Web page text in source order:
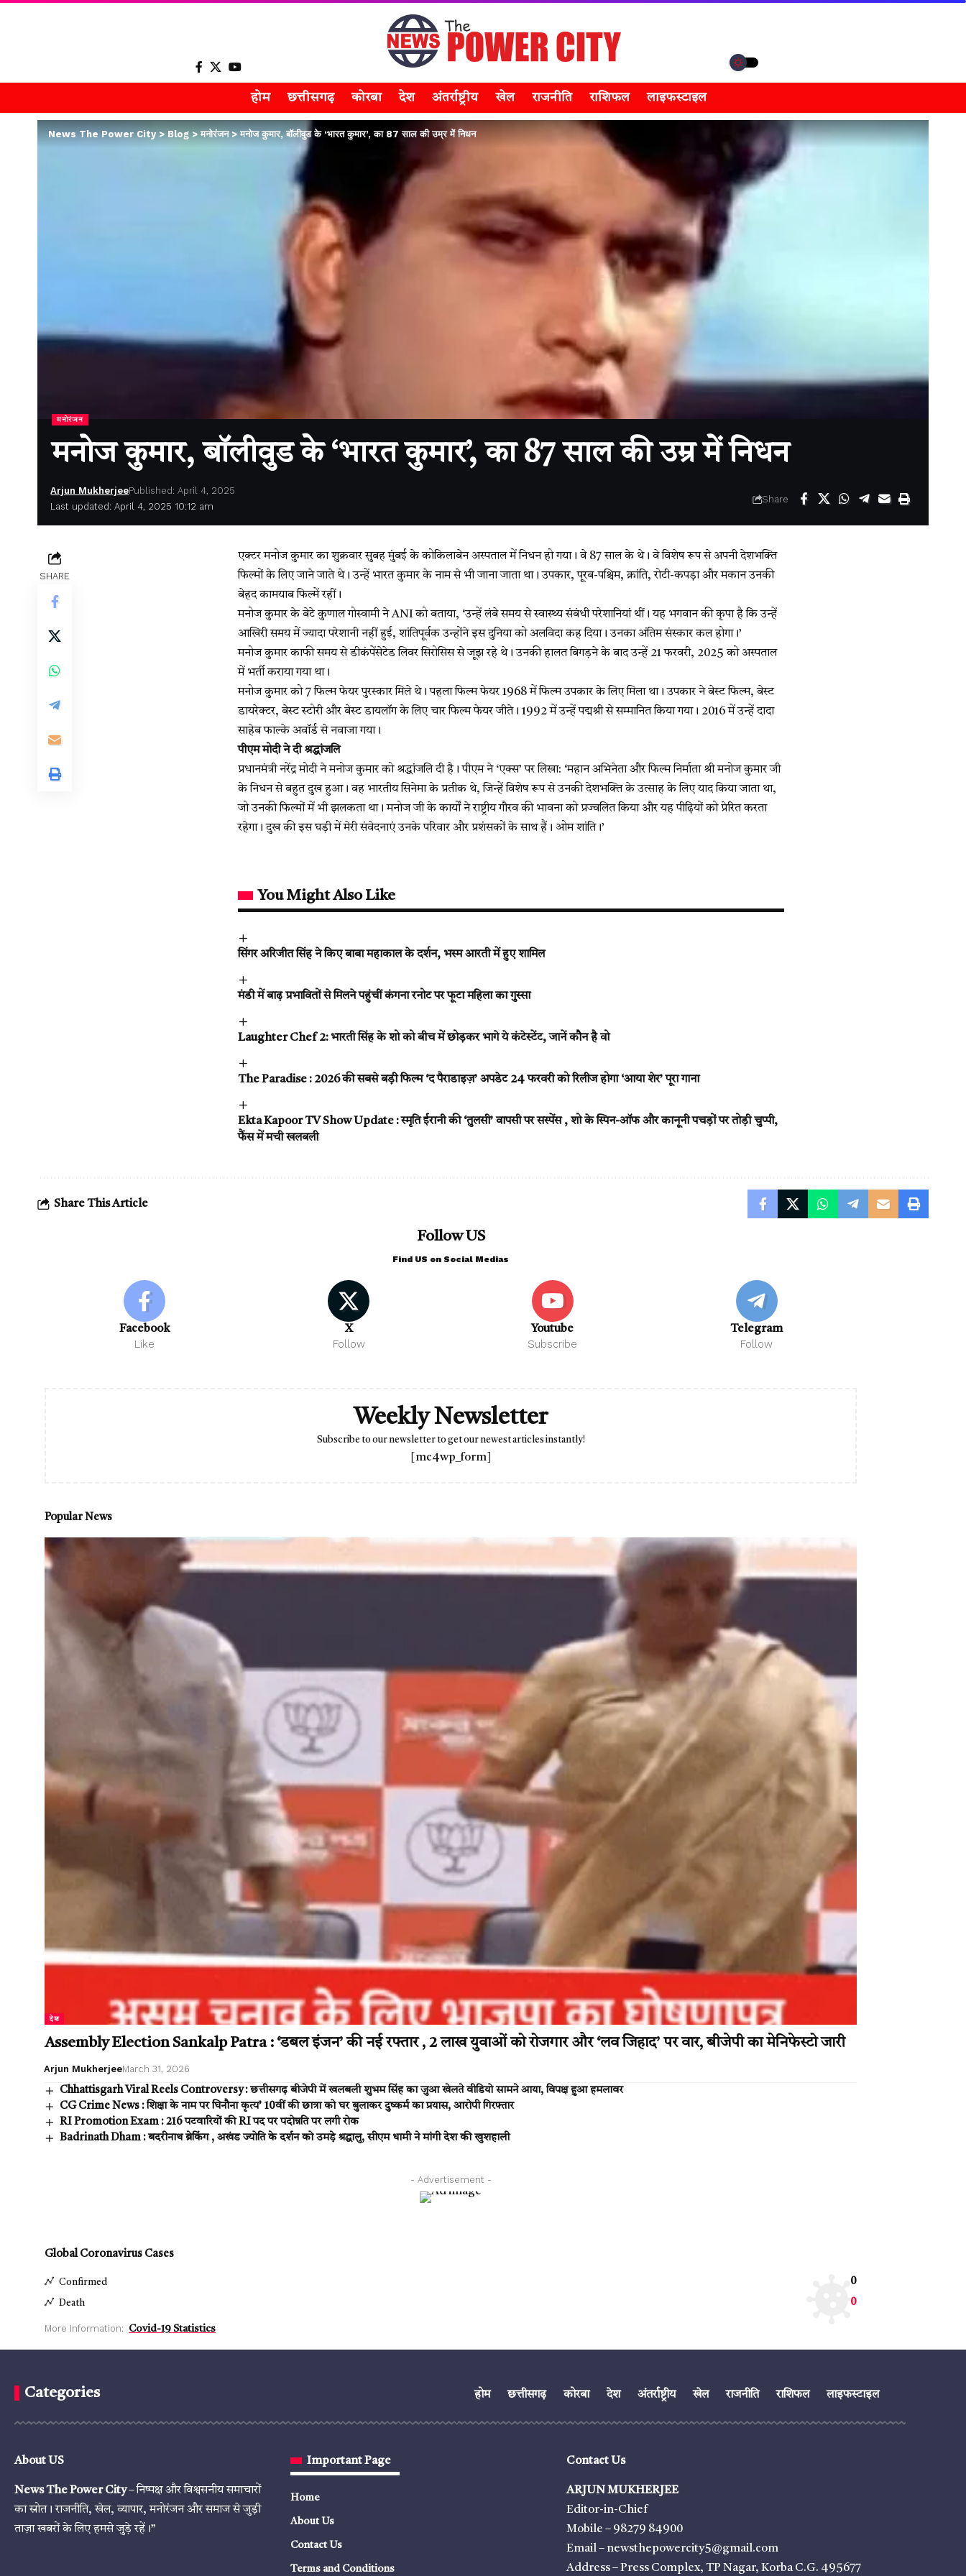
होम छत्तीसगढ़ कोरबा देश अंतर्राष्ट्रीय खेल राजनीति राशिफल लाइफस्टाइल
News The Power City>Blog > मनोरंजन>मनोज कुमार, बॉलीवुड के ‘भारत कुमार’, का 87 साल की उम्र में निधन
मनोरंजन
मनोज कुमार, बॉलीवुड के ‘भारत कुमार’, का 87 साल की उम्र में निधन
Last updated: April 4, 2025 10:12 am
Arjun MukherjeePublished: April 4, 2025
Share
SHARE
एक्टर मनोज कुमार का शुक्रवार सुबह मुंबई के कोकिलाबेन अस्पताल में निधन हो गया। वे 87 साल के थे। वे विशेष रूप से अपनी देशभक्ति
फिल्मों के लिए जाने जाते थे। उन्हें भारत कुमार के नाम से भी जाना जाता था। उपकार, पूरब-पश्चिम, क्रांति, रोटी-कपड़ा और मकान उनकी
बेहद कामयाब फिल्में रहीं।
मनोज कुमार के बेटे कुणाल गोस्वामी ने ANI को बताया, ‘उन्हें लंबे समय से स्वास्थ्य संबंधी परेशानियां थीं। यह भगवान की कृपा है कि उन्हें
आखिरी समय में ज्यादा परेशानी नहीं हुई, शांतिपूर्वक उन्होंने इस दुनिया को अलविदा कह दिया। उनका अंतिम संस्कार कल होगा।’
मनोज कुमार काफी समय से डीकंपेंसेटेड लिवर सिरोसिस से जूझ रहे थे। उनकी हालत बिगड़ने के बाद उन्हें 21 फरवरी, 2025 को अस्पताल
में भर्ती कराया गया था।
मनोज कुमार को 7 फिल्म फेयर पुरस्कार मिले थे। पहला फिल्म फेयर 1968 में फिल्म उपकार के लिए मिला था। उपकार ने बेस्ट फिल्म, बेस्ट
डायरेक्टर, बेस्ट स्टोरी और बेस्ट डायलॉग के लिए चार फिल्म फेयर जीते। 1992 में उन्हें पद्मश्री से सम्मानित किया गया। 2016 में उन्हें दादा
साहेब फाल्के अवॉर्ड से नवाजा गया।
पीएम मोदी ने दी श्रद्धांजलि
प्रधानमंत्री नरेंद्र मोदी ने मनोज कुमार को श्रद्धांजलि दी है। पीएम ने ‘एक्स’ पर लिखा: ‘महान अभिनेता और फिल्म निर्माता श्री मनोज कुमार जी
के निधन से बहुत दुख हुआ। वह भारतीय सिनेमा के प्रतीक थे, जिन्हें विशेष रूप से उनकी देशभक्ति के उत्साह के लिए याद किया जाता था,
जो उनकी फिल्मों में भी झलकता था। मनोज जी के कार्यों ने राष्ट्रीय गौरव की भावना को प्रज्वलित किया और यह पीढ़ियों को प्रेरित करता
रहेगा। दुख की इस घड़ी में मेरी संवेदनाएं उनके परिवार और प्रशंसकों के साथ हैं। ओम शांति।’
You Might Also Like
सिंगर अरिजीत सिंह ने किए बाबा महाकाल के दर्शन, भस्म आरती में हुए शामिल
मंडी में बाढ़ प्रभावितों से मिलने पहुंचीं कंगना रनोट पर फूटा महिला का गुस्सा
Laughter Chef 2: भारती सिंह के शो को बीच में छोड़कर भागे ये कंटेस्टेंट, जानें कौन है वो
The Paradise : 2026 की सबसे बड़ी फिल्म ‘द पैराडाइज़’ अपडेट 24 फरवरी को रिलीज होगा ‘आया शेर’ पूरा गाना
Ekta Kapoor TV Show Update : स्मृति ईरानी की ‘तुलसी’ वापसी पर सस्पेंस , शो के स्पिन-ऑफ और कानूनी पचड़ों पर तोड़ी चुप्पी,
फैंस में मची खलबली
Share This Article
Follow US
Find US on Social Medias
Facebook
Like
X
Follow
Youtube
Subscribe
Telegram
Follow
Weekly Newsletter
Subscribe to our newsletter to get our newest articles instantly!
[mc4wp_form]
Popular News
देश
Assembly Election Sankalp Patra : ‘डबल इंजन’ की नई रफ्तार , 2 लाख युवाओं को रोजगार और ‘लव जिहाद’ पर वार, बीजेपी का मेनिफेस्टो जारी
Arjun MukherjeeMarch 31, 2026
Chhattisgarh Viral Reels Controversy : छत्तीसगढ़ बीजेपी में खलबली शुभम सिंह का जुआ खेलते वीडियो सामने आया, विपक्ष हुआ हमलावर
CG Crime News : शिक्षा के नाम पर घिनौना कृत्य’ 10वीं की छात्रा को घर बुलाकर दुष्कर्म का प्रयास, आरोपी गिरफ्तार
RI Promotion Exam : 216 पटवारियों की RI पद पर पदोन्नति पर लगी रोक
Badrinath Dham : बदरीनाथ ब्रेकिंग , अखंड ज्योति के दर्शन को उमड़े श्रद्धालु, सीएम धामी ने मांगी देश की खुशहाली
- Advertisement -
Global Coronavirus Cases
Confirmed 0
Death 0
More Information: Covid-19 Statistics
Categories होम छत्तीसगढ़ कोरबा देश अंतर्राष्ट्रीय खेल राजनीति राशिफल लाइफस्टाइल
About US
News The Power City– निष्पक्ष और विश्वसनीय समाचारों
का स्रोत। राजनीति, खेल, व्यापार, मनोरंजन और समाज से जुड़ी
ताज़ा खबरों के लिए हमसे जुड़े रहें।”
Important Page
Home
About Us
Contact Us
Terms and Conditions
Contact Us
ARJUN MUKHERJEE
Editor-in-Chief
Mobile – 98279 84900
Email – newsthepowercity5@gmail.com
Address – Press Complex, TP Nagar, Korba C.G. 495677